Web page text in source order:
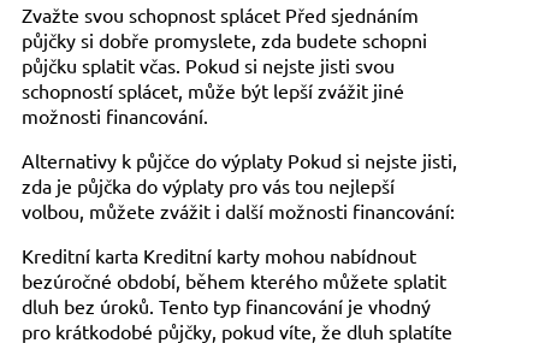
Zvažte svou schopnost splácet Před sjednáním
půjčky si dobře promyslete, zda budete schopni
půjčku splatit včas. Pokud si nejste jisti svou
schopností splácet, může být lepší zvážit jiné
možnosti financování.
Alternativy k půjčce do výplaty Pokud si nejste jisti,
zda je půjčka do výplaty pro vás tou nejlepší
volbou, můžete zvážit i další možnosti financování:
Kreditní karta Kreditní karty mohou nabídnout
bezúročné období, během kterého můžete splatit
dluh bez úroků. Tento typ financování je vhodný
pro krátkodobé půjčky, pokud víte, že dluh splatíte